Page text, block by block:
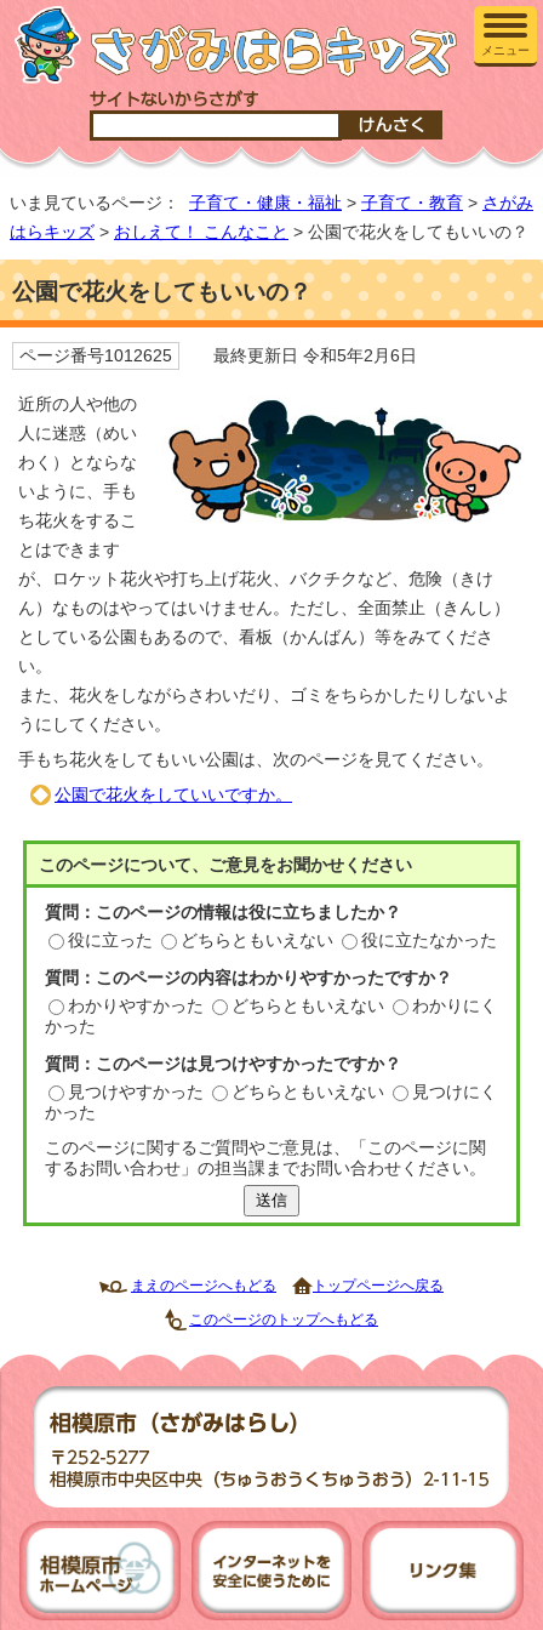
メニュー
いま見ているページ： 子育て・健康・福祉 > 子育て・教育 > さがみ
はらキッズ > おしえて！ こんなこと > 公園で花火をしてもいいの？
公園で花火をしてもいいの？
ページ番号1012625 最終更新日 令和5年2月6日
近所の人や他の
人に迷惑（めい
わく）とならな
いように、手も
ち花火をするこ
とはできます
が、ロケット花火や打ち上げ花火、バクチクなど、危険（きけ
ん）なものはやってはいけません。ただし、全面禁止（きんし）
としている公園もあるので、看板（かんばん）等をみてくださ
い。
また、花火をしながらさわいだり、ゴミをちらかしたりしないよ
うにしてください。
手もち花火をしてもいい公園は、次のページを見てください。
公園で花火をしていいですか。
このページについて、ご意見をお聞かせください
質問：このページの情報は役に立ちましたか？
役に立った
どちらともいえない 役に立たなかった
質問：このページの内容はわかりやすかったですか？
わかりやすかった
どちらともいえない
わかりにく
かった
質問：このページは見つけやすかったですか？
見つけやすかった
どちらともいえない
見つけにく
かった
このページに関するご質問やご意見は、「このページに関
するお問い合わせ」の担当課までお問い合わせください。
送信
まえのページへもどる
トップページへ戻る
このページのトップへもどる